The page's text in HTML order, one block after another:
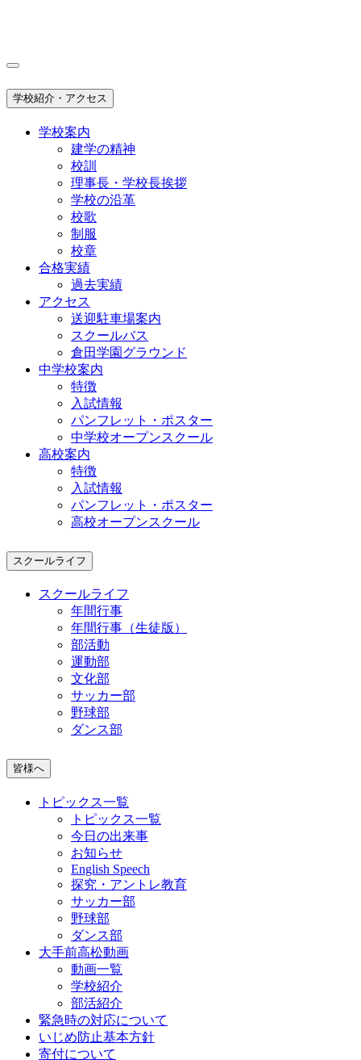
学校紹介・アクセス
学校案内
建学の精神
校訓
理事長・学校長挨拶
学校の沿革
校歌
制服
校章
合格実績
過去実績
アクセス
送迎駐車場案内
スクールバス
倉田学園グラウンド
中学校案内
特徴
入試情報
パンフレット・ポスター
中学校オープンスクール
高校案内
特徴
入試情報
パンフレット・ポスター
高校オープンスクール
スクールライフ
スクールライフ
年間行事
年間行事（生徒版）
部活動
運動部
文化部
サッカー部
野球部
ダンス部
皆様へ
トピックス一覧
トピックス一覧
今日の出来事
お知らせ
English Speech
探究・アントレ教育
サッカー部
野球部
ダンス部
大手前高松動画
動画一覧
学校紹介
部活紹介
緊急時の対応について
いじめ防止基本方針
寄付について